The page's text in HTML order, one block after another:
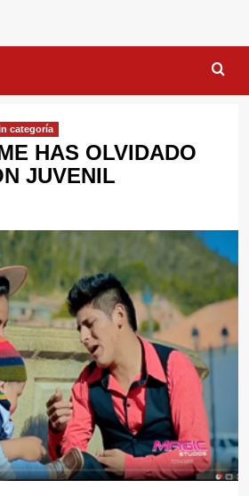
categorí­a
HAS OLVIDADO
JUVENIL